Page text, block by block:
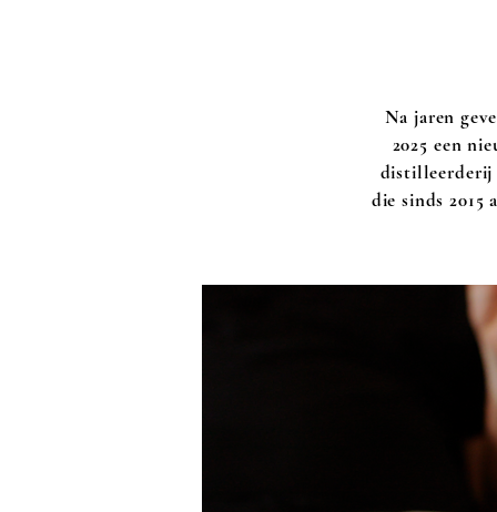
Na jaren
2025 een
distilleerderij
die sinds